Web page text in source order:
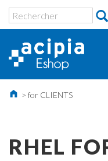
> for CLIENTS
RHEL